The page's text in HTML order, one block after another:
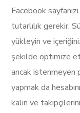
Facebook
tutarlılık gerekir.
yükleyin ve
şekilde optimize
ancak istenmeyen
yapmak da
kalın ve